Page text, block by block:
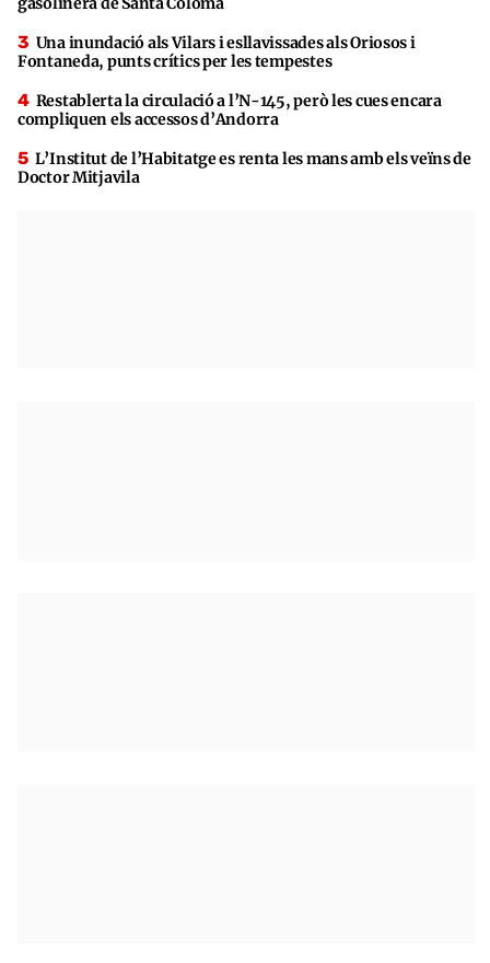
Una inundació als Vilars i esllavissades als Oriosos i
Fontaneda, punts crítics per les tempestes
Restablerta la circulació a l’N-145, però les cues encara
compliquen els accessos d’Andorra
L’Institut de l’Habitatge es renta les mans amb els veïns de
Doctor Mitjavila